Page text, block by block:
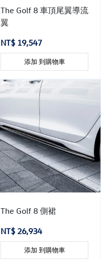
The Golf 8 車頂尾翼導流
翼
NT$ 19,547
添加 到購物車
The Golf 8 側裙
NT$ 26,934
添加 到購物車